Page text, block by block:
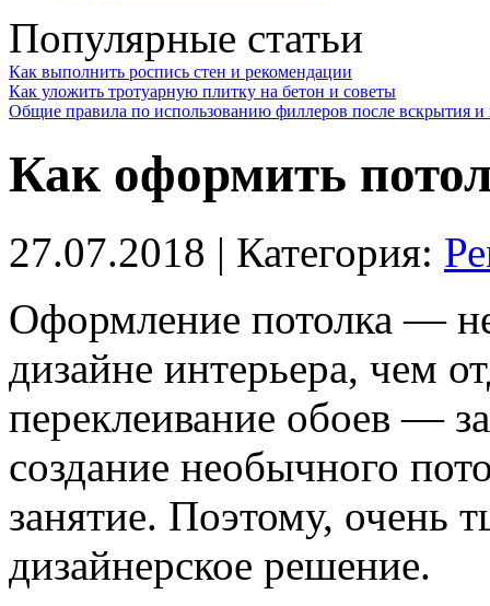
Популярные статьи
Как выполнить роспись стен и рекомендации
Как уложить тротуарную плитку на бетон и советы
Общие правила по использованию филлеров после вскрытия и
Как оформить
27.07.2018 | Категория:
Оформление потолка —
дизайне интерьера, чем
переклеивание обоев —
создание необычного
занятие. Поэтому, очень
дизайнерское решение.